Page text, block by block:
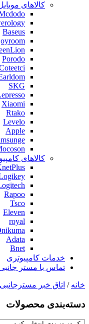
کالاهای
Baseus
Porodo
SKG
Xiaomi
Rtako
Levelo
Apple
کالاهای
Rapoo
Tsco
Eleven
royal
Adata
Bnet
خدمات کامپیوتری
تماس با مستر
خانه / اتاق خبر مسترجانبی
دسته‌بندی‌ محصولات